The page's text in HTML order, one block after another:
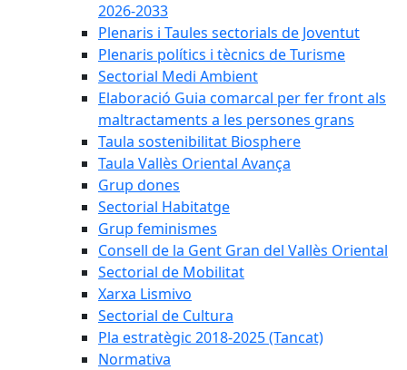
2026-2033
Plenaris i Taules sectorials de Joventut
Plenaris polítics i tècnics de Turisme
Sectorial Medi Ambient
Elaboració Guia comarcal per fer front als
maltractaments a les persones grans
Taula sostenibilitat Biosphere
Taula Vallès Oriental Avança
Grup dones
Sectorial Habitatge
Grup feminismes
Consell de la Gent Gran del Vallès Oriental
Sectorial de Mobilitat
Xarxa Lismivo
Sectorial de Cultura
Pla estratègic 2018-2025 (Tancat)
Normativa